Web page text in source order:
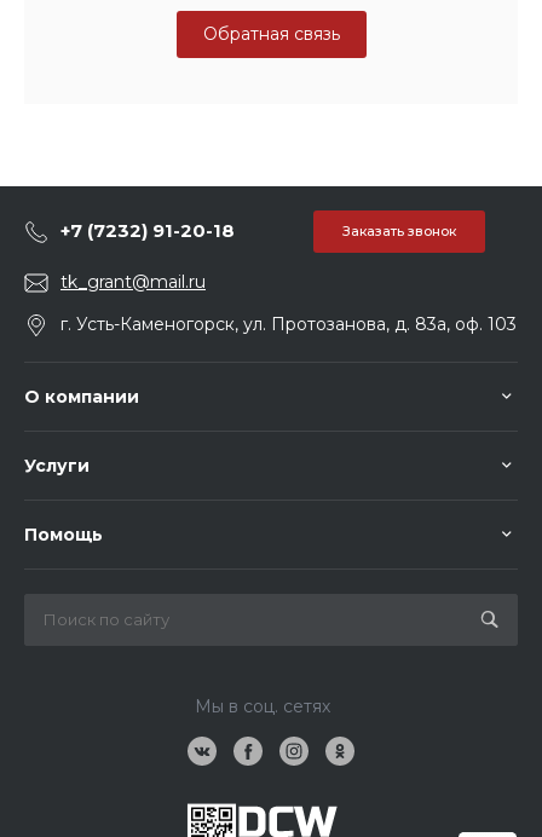
Обратная связь
+7 (7232) 91-20-18 Заказать звонок
tk_grant@mail.ru
г. Усть-Каменогорск, ул. Протозанова, д. 83а, оф. 103
О компании
Услуги
Помощь
Мы в соц. сетях